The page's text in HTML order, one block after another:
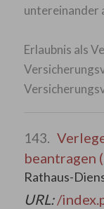
untereinander
Erlaubnis als
143.
beantragen
Rathaus-
URL:/